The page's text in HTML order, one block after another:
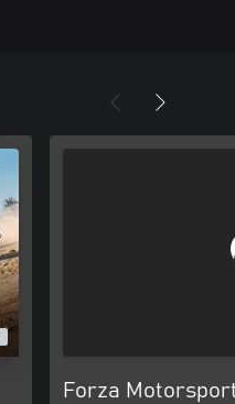
Forza